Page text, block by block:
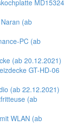
MD15324
(ab
PC (ab
(ab 20.12.2021)
GT-HD-06
(ab 22.12.2021)
(ab
WLAN (ab